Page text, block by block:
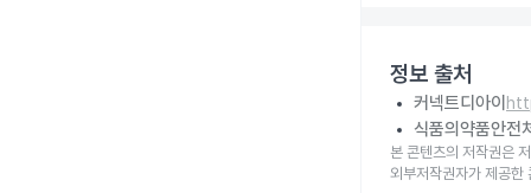
정보 출처
커넥트디아이
식품의약품안전
본 콘텐츠의 저작권은
외부저작권자가 제공한